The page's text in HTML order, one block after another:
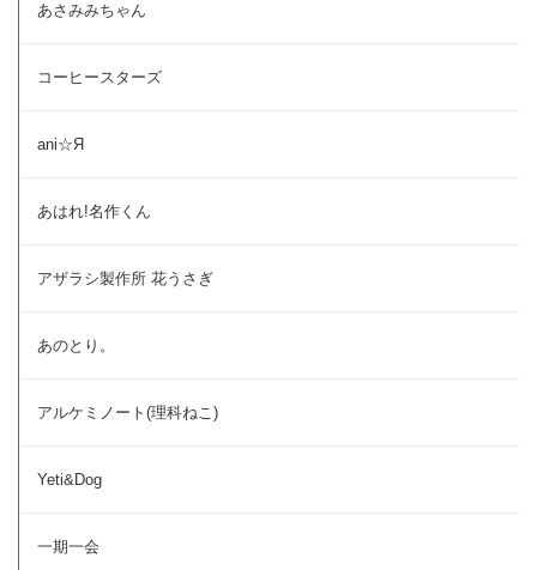
あさみみちゃん
コーヒースターズ
ani☆Я
あはれ!名作くん
アザラシ製作所 花うさぎ
あのとり。
アルケミノート(理科ねこ)
Yeti&Dog
一期一会